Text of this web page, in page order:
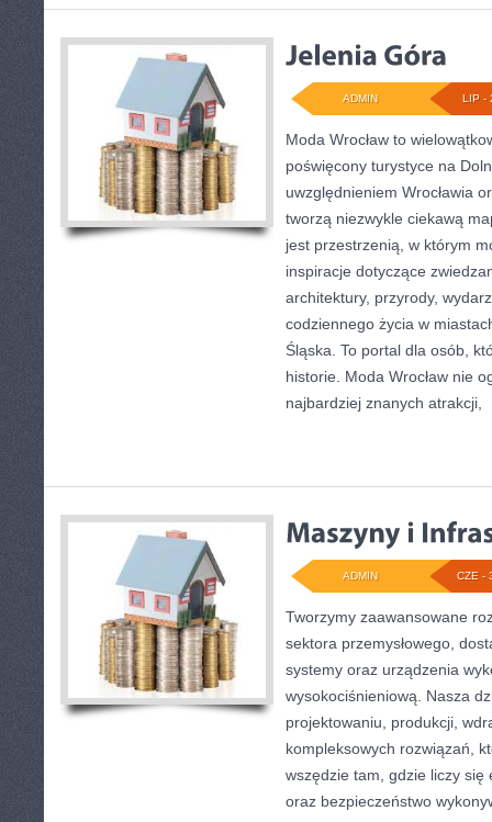
LIP -
ADMIN
Moda Wrocław to
poświęcony turystyce na
uwzględnieniem Wrocławia
tworzą niezwykle ciekawą
jest przestrzenią, w którym
inspiracje dotyczące
architektury, przyrody,
codziennego życia w
Śląska. To portal dla osób,
historie. Moda Wrocław nie
najbardziej znanych atrakcji,
CZE -
ADMIN
Tworzymy zaawansowane
sektora przemysłowego,
systemy oraz urządzenia
wysokociśnieniową. Nasza
projektowaniu, produkcji,
kompleksowych rozwiązań,
wszędzie tam, gdzie liczy się
oraz bezpieczeństwo